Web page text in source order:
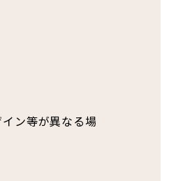
ン等が異なる場